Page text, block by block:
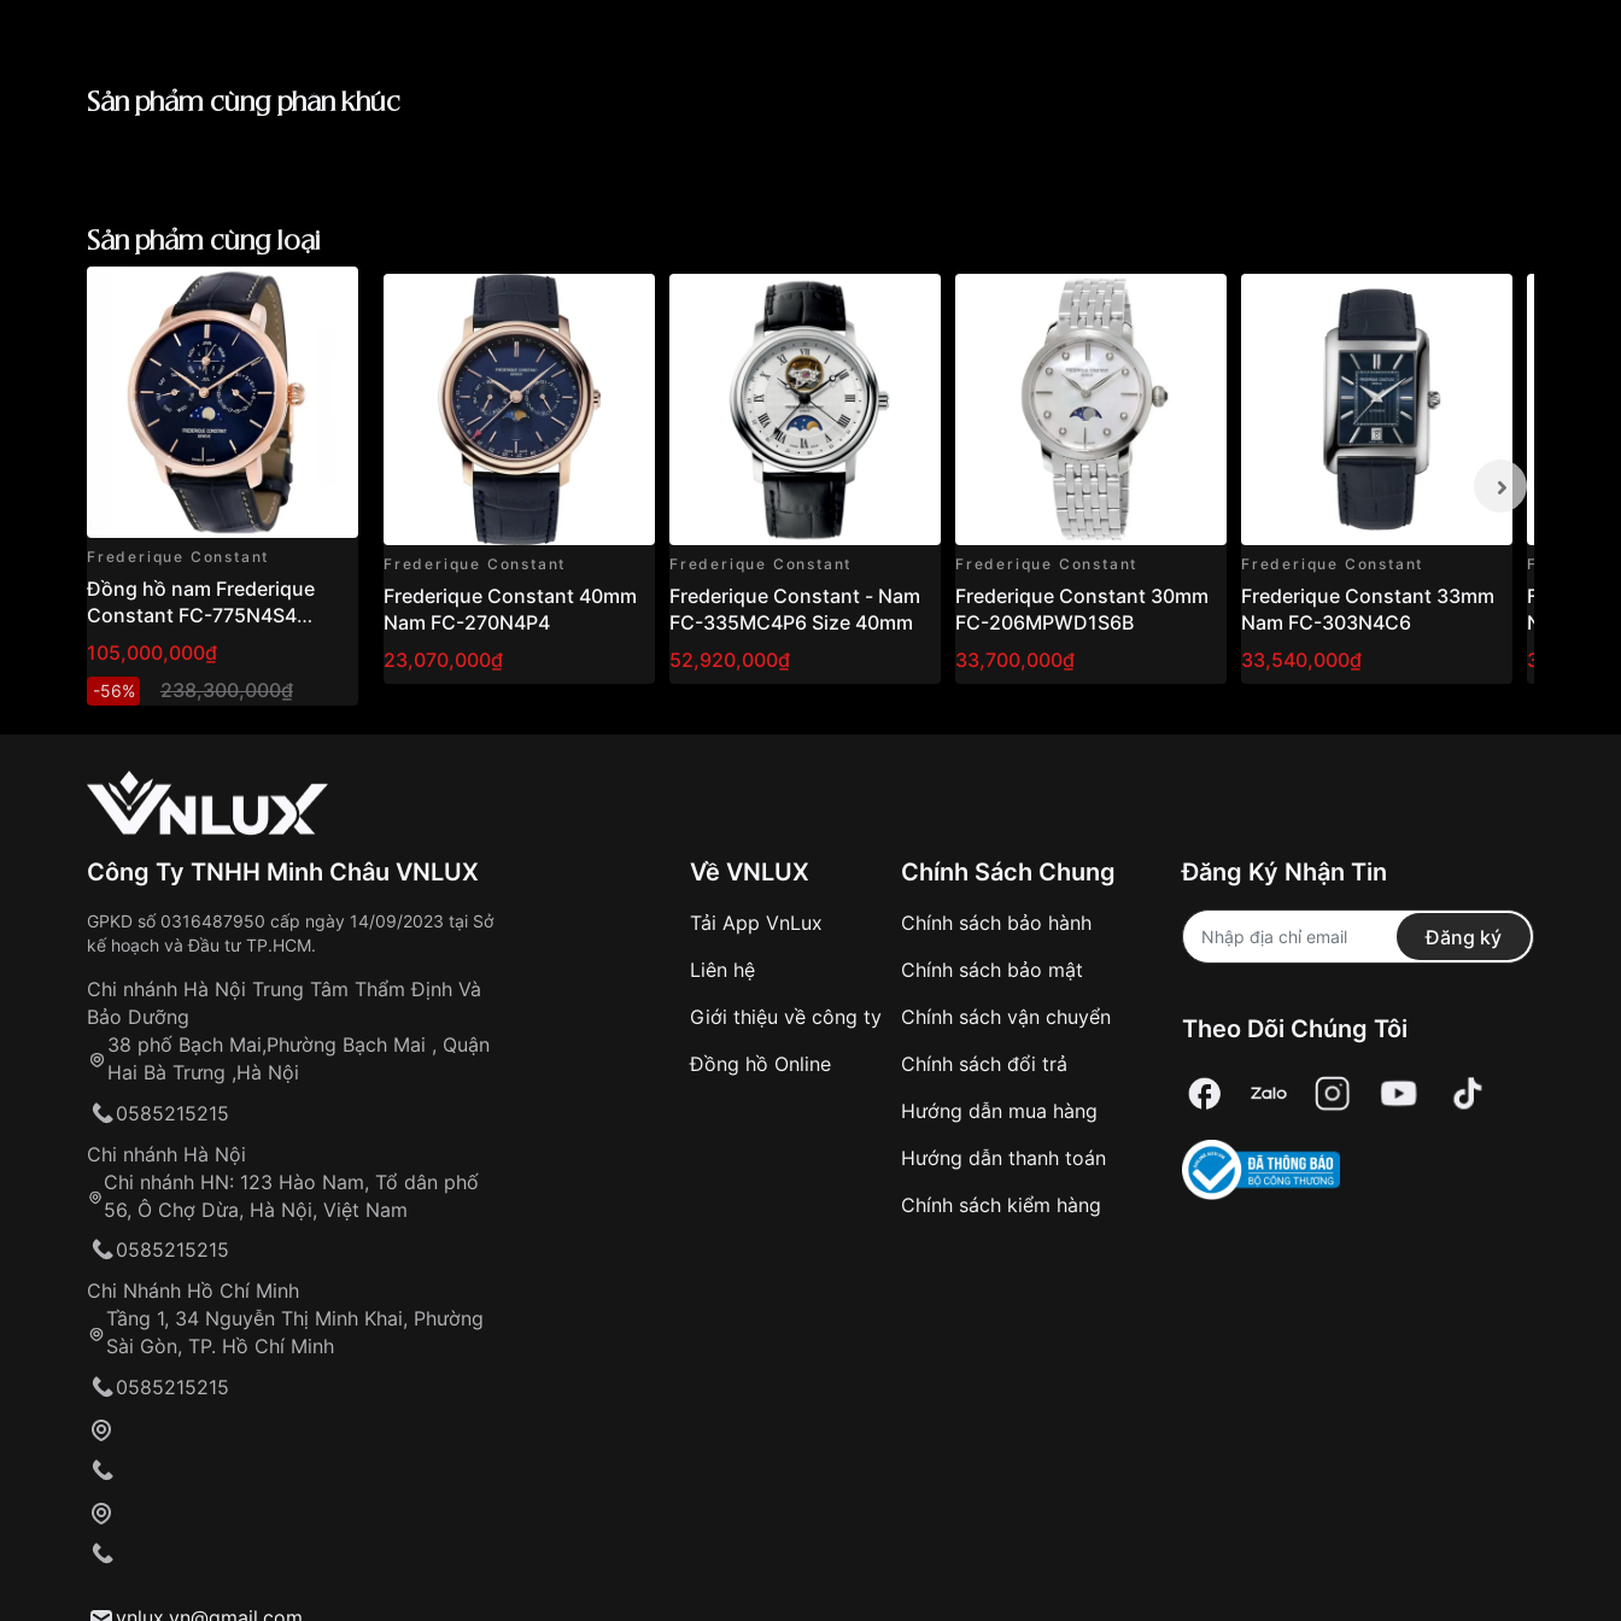
Sản phẩm cùng phân khúc
Sản phẩm cùng loại
Frederique Constant
Đồng hồ nam Frederique
Constant FC-775N4S4
Slimline Perpetual Calendar
42mm
105,000,000₫
-56% 238,300,000₫
Frederique Constant
Frederique Constant 40mm
Nam FC-270N4P4
23,070,000₫
Frederique Constant
Frederique Constant - Nam
FC-335MC4P6 Size 40mm
52,920,000₫
Frederique Constant
Frederique Constant 30mm
FC-206MPWD1S6B
33,700,000₫
Frederique Constant
Frederique Constant 33mm
Nam FC-303N4C6
33,540,000₫
Nam FC-
Công Ty TNHH Minh Châu VNLUX
GPKD số 0316487950 cấp ngày 14/09/2023 tại Sở
kế hoạch và Đầu tư TP.HCM.
Chi nhánh Hà Nội Trung Tâm Thẩm Định Và
Bảo Dưỡng
38 phố Bạch Mai,Phường Bạch Mai , Quận
Hai Bà Trưng ,Hà Nội
0585215215
Chi nhánh Hà Nội
Chi nhánh HN: 123 Hào Nam, Tổ dân phố
56, Ô Chợ Dừa, Hà Nội, Việt Nam
0585215215
Chi Nhánh Hồ Chí Minh
Tầng 1, 34 Nguyễn Thị Minh Khai, Phường
Sài Gòn, TP. Hồ Chí Minh
0585215215
Về VNLUX
Tải App VnLux
Liên hệ
Giới thiệu về công ty
Đồng hồ Online
Chính Sách Chung
Chính sách bảo hành
Chính sách bảo mật
Chính sách vận chuyển
Chính sách đổi trả
Hướng dẫn mua hàng
Hướng dẫn thanh toán
Chính sách kiểm hàng
Đăng Ký Nhận Tin
Đăng ký
Theo Dõi Chúng Tôi